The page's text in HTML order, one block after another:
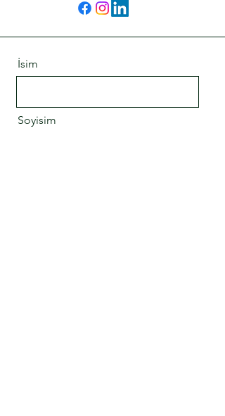
İsim
Soyisim